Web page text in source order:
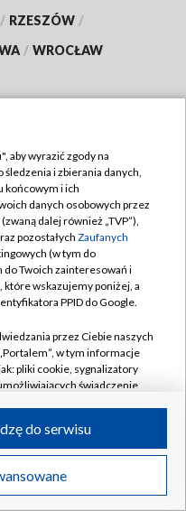
/ RZESZÓW /
/ WROCŁAW
TVP
S.A. w likwidacji
aby wyrazić zgody na
i zbierania danych,
końcowym i ich
danych osobowych przez
dalej również „TVP”),
pozostałych Zaufanych
(w tym do
Twoich zainteresowań i
które wskazujemy poniżej, a
PPID do Google.
przez Ciebie naszych
w tym informacje
pliki cookie, sygnalizatory
świadczenie
przez Ciebie
jak adresy IP, identyfikatory
do serwisu